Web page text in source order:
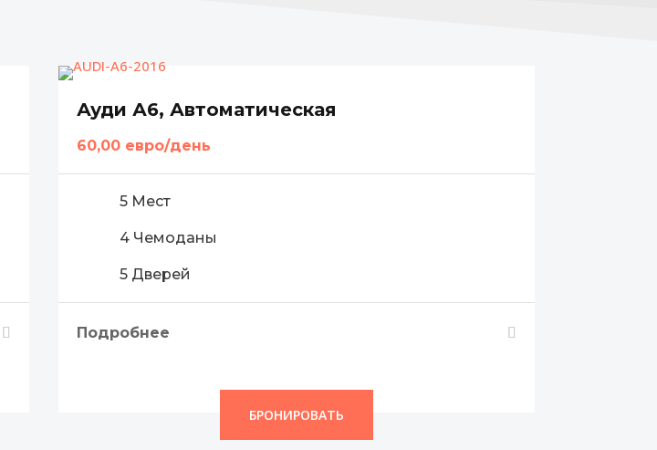
Ауди А6, Автоматическая
60,00 евро/день
5 Мест
4 Чемоданы
5 Дверей
Подробнее
БРОНИРОВАТЬ